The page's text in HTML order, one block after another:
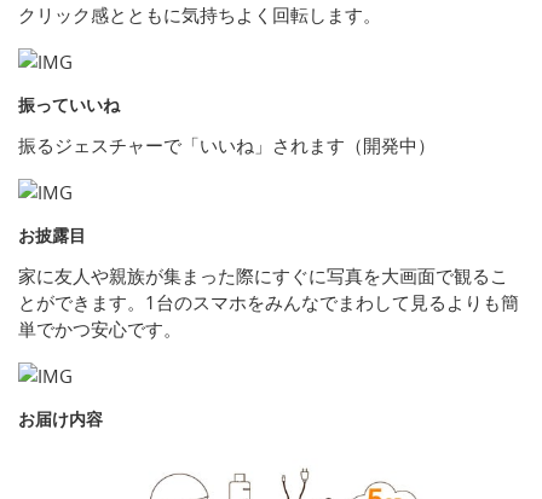
クリック感とともに気持ちよく回転します。
振っていいね
振るジェスチャーで「いいね」されます（開発中）
お披露目
家に友人や親族が集まった際にすぐに写真を大画面で観るこ
とができます。1台のスマホをみんなでまわして見るよりも簡
単でかつ安心です。
お届け内容